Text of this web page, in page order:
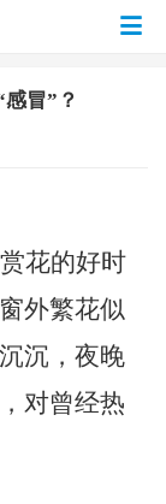
冒”？
花的好时
外繁花似
沉，夜晚
对曾经热